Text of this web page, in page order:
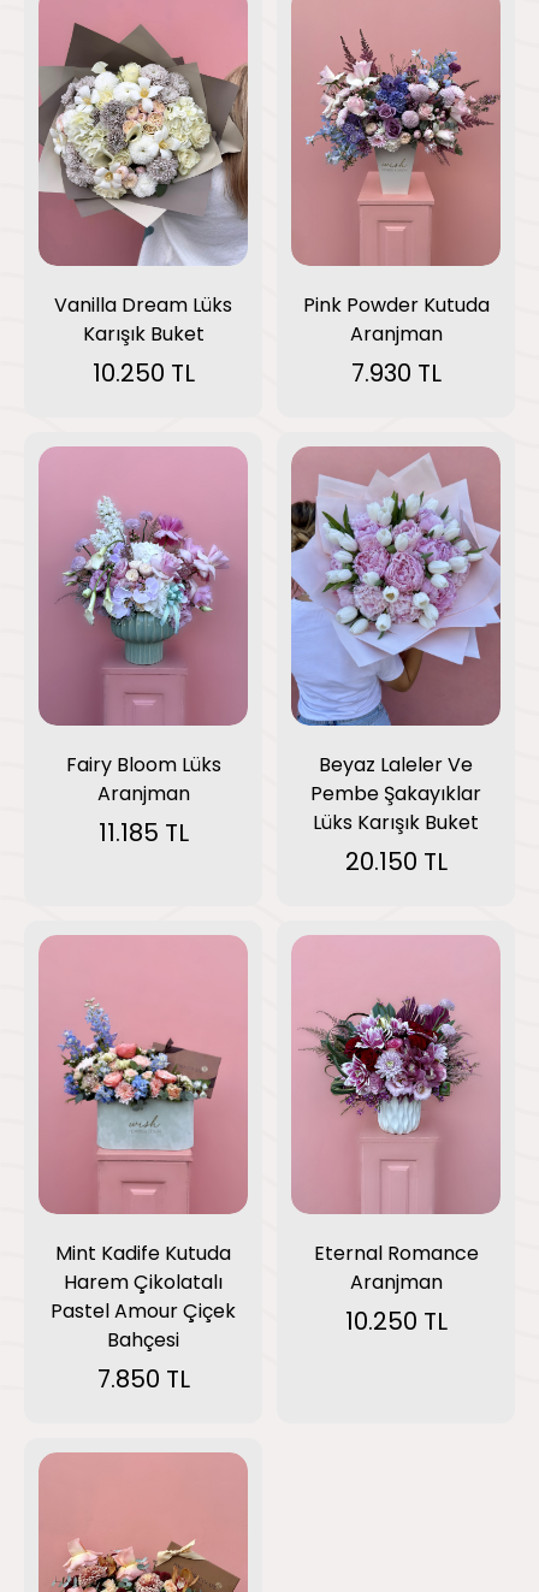
Vanilla Dream Lüks
Karışık Buket
10.250 TL
Pink Powder Kutuda
Aranjman
7.930 TL
Fairy Bloom Lüks
Aranjman
11.185 TL
Beyaz Laleler Ve
Pembe Şakayıklar
Lüks Karışık Buket
20.150 TL
Mint Kadife Kutuda
Harem Çikolatalı
Pastel Amour Çiçek
Bahçesi
7.850 TL
Eternal Romance
Aranjman
10.250 TL